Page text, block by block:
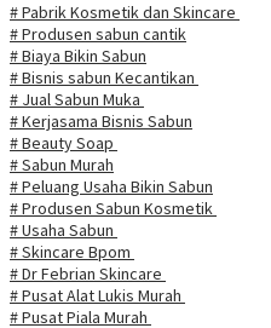
# Pabrik Kosmetik dan Skincare
# Produsen sabun cantik
# Biaya Bikin Sabun
# Bisnis sabun Kecantikan
# Jual Sabun Muka
# Kerjasama Bisnis Sabun
# Beauty Soap
# Sabun Murah
# Peluang Usaha Bikin Sabun
# Produsen Sabun Kosmetik
# Usaha Sabun
# Skincare Bpom
# Dr Febrian Skincare
# Pusat Alat Lukis Murah
# Pusat Piala Murah